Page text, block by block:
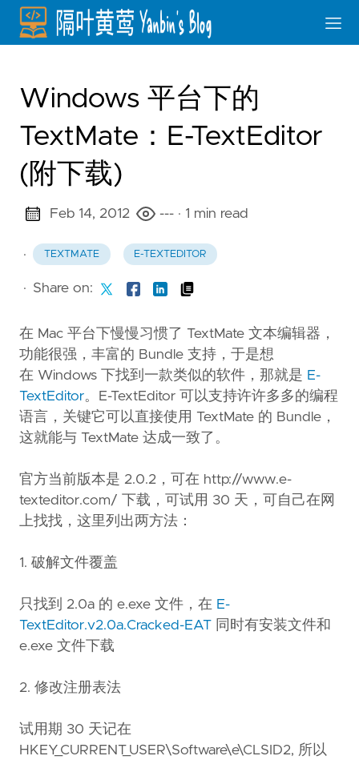
Windows 平台下的
TextMate：E-TextEditor
(附下载)
Feb 14, 2012 --- · 1 min read
· TEXTMATE E-TEXTEDITOR
· Share on:
在 Mac 平台下慢慢习惯了 TextMate 文本编辑器，
功能很强，丰富的 Bundle 支持，于是想
在 Windows 下找到一款类似的软件，那就是 E-
TextEditor。E-TextEditor 可以支持许许多多的编程
语言，关键它可以直接使用 TextMate 的 Bundle，
这就能与 TextMate 达成一致了。
官方当前版本是 2.0.2，可在 http://www.e-
texteditor.com/ 下载，可试用 30 天，可自己在网
上找找，这里列出两方法：
1. 破解文件覆盖
只找到 2.0a 的 e.exe 文件，在 E-
TextEditor.v2.0a.Cracked-EAT 同时有安装文件和
e.exe 文件下载
2. 修改注册表法
试用期 30 天记在
HKEY_CURRENT_USER\Software\e\CLSID2, 所以